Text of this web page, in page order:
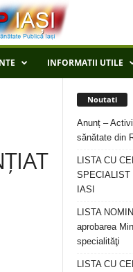
INFORMATII UTILE
Noutati
Anunț –
sănătate din
LISTA CU
SPECIALIST
IASI
LISTA
aprobarea
specialităţi
LISTA CU